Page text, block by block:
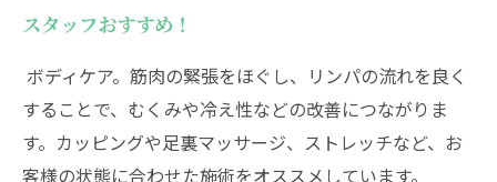
スタッフおすすめ！
ボディケア。筋肉の緊張をほぐし、リンパの流れを良く
することで、むくみや冷え性などの改善につながりま
す。カッピングや足裏マッサージ、ストレッチなど、お
客様の状態に合わせた施術をオススメしています。